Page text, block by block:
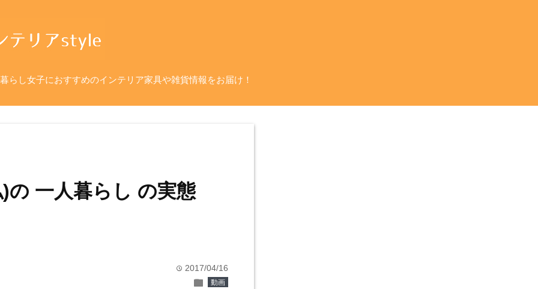
らし女子におすすめのインテリア家具や雑貨情報をお届け！
)の 一人暮らし の実態
time 2017/04/16
folder 動画